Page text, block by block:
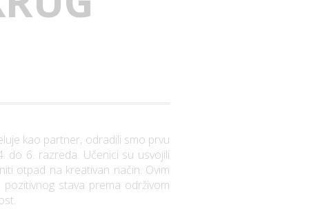
kao partner, odradili smo prvu
do 6. razreda. Učenici su usvojili
otpad na kreativan način. Ovim
stava prema održivom